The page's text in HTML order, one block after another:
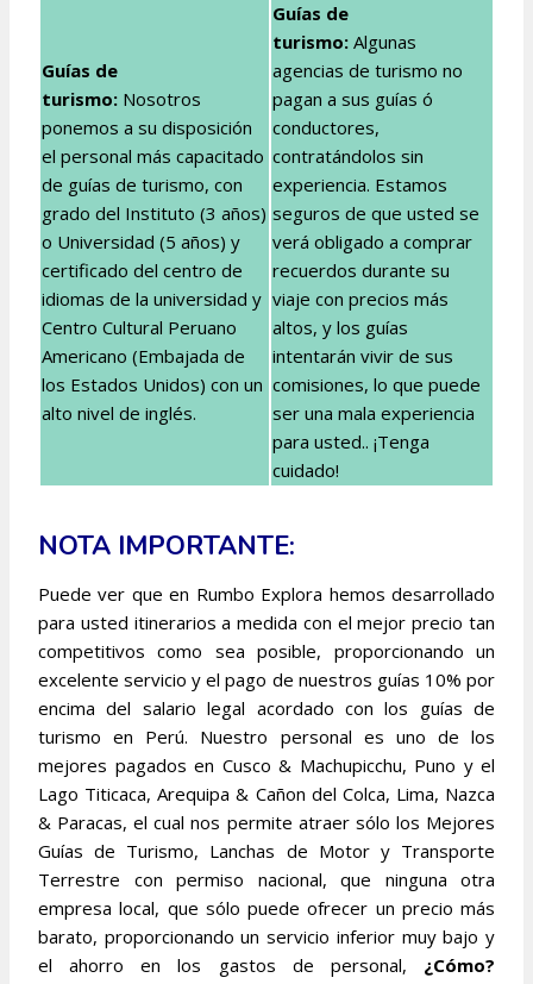
Guías de
turismo: Nosotros
ponemos a su disposición
el personal más capacitado
de guías de turismo, con
grado del Instituto (3 años)
o Universidad (5 años) y
certificado del centro de
idiomas de la universidad y
Centro Cultural Peruano
Americano (Embajada de
los Estados Unidos) con un
alto nivel de inglés.
Guías de
turismo: Algunas
agencias de turismo no
pagan a sus guías ó
conductores,
contratándolos sin
experiencia. Estamos
seguros de que usted se
verá obligado a comprar
recuerdos durante su
viaje con precios más
altos, y los guías
intentarán vivir de sus
comisiones, lo que puede
ser una mala experiencia
para usted.. ¡Tenga
cuidado!
NOTA IMPORTANTE:
Puede ver que en Rumbo Explora hemos desarrollado
para usted itinerarios a medida con el mejor precio tan
competitivos como sea posible, proporcionando un
excelente servicio y el pago de nuestros guías 10% por
encima del salario legal acordado con los guías de
turismo en Perú. Nuestro personal es uno de los
mejores pagados en Cusco & Machupicchu, Puno y el
Lago Titicaca, Arequipa & Cañon del Colca, Lima, Nazca
& Paracas, el cual nos permite atraer sólo los Mejores
Guías de Turismo, Lanchas de Motor y Transporte
Terrestre con permiso nacional, que ninguna otra
empresa local, que sólo puede ofrecer un precio más
barato, proporcionando un servicio inferior muy bajo y
el ahorro en los gastos de personal, ¿Cómo?